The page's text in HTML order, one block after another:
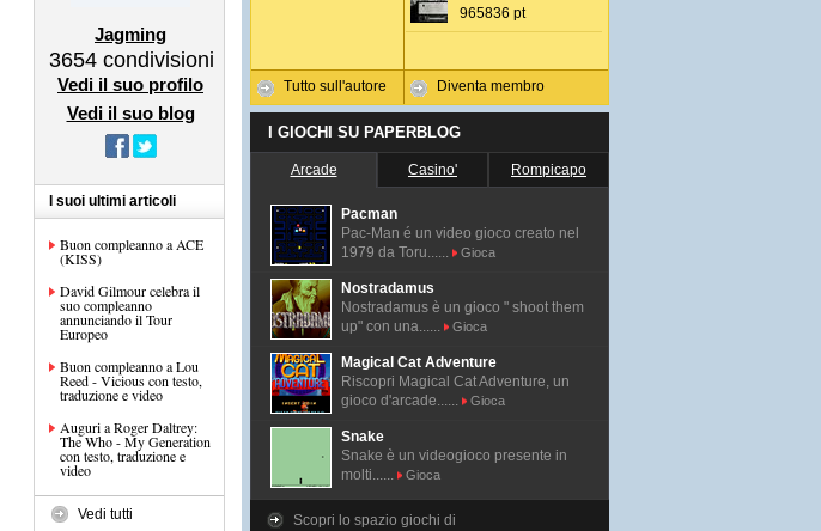
Jagming
3654 condivisioni
Vedi il suo profilo
Vedi il suo blog
I suoi ultimi articoli
Buon compleanno a ACE
(KISS)
David Gilmour celebra il
suo compleanno
annunciando il Tour
Europeo
Buon compleanno a Lou
Reed - Vicious con testo,
traduzione e video
Auguri a Roger Daltrey:
The Who - My Generation
con testo, traduzione e
video
Vedi tutti
Tutto sull'autore
965836 pt
Diventa membro
I GIOCHI SU PAPERBLOG
Arcade Casino' Rompicapo
Pacman
Pac-Man é un video gioco creato nel
1979 da Toru......
Gioca
Nostradamus
Nostradamus è un gioco " shoot them
up" con una......
Gioca
Magical Cat Adventure
Riscopri Magical Cat Adventure, un
gioco d'arcade......
Gioca
Snake
Snake è un videogioco presente in
molti......
Gioca
Scopri lo spazio giochi di